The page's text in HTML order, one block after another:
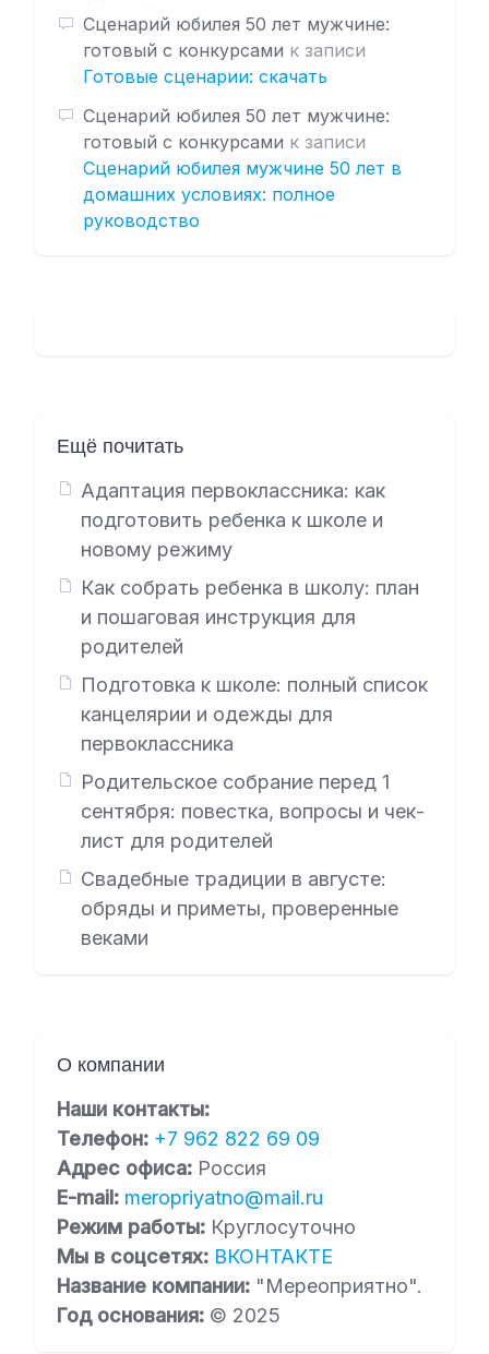
Сценарий юбилея 50 лет мужчине:
готовый с конкурсами к записи
Готовые сценарии: скачать
Сценарий юбилея 50 лет мужчине:
готовый с конкурсами к записи
Сценарий юбилея мужчине 50 лет в
домашних условиях: полное
руководство
Ещё почитать
Адаптация первоклассника: как
подготовить ребенка к школе и
новому режиму
Как собрать ребенка в школу: план
и пошаговая инструкция для
родителей
Подготовка к школе: полный список
канцелярии и одежды для
первоклассника
Родительское собрание перед 1
сентября: повестка, вопросы и чек-
лист для родителей
Свадебные традиции в августе:
обряды и приметы, проверенные
веками
О компании
Наши контакты:
Телефон: +7 962 822 69 09
Адрес офиса: Россия
E-mail: meropriyatno@mail.ru
Режим работы: Круглосуточно
Мы в соцсетях: ВКОНТАКТЕ
Название компании: "Мереоприятно".
Год основания: © 2025